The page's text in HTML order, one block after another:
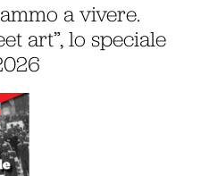
a vivere.
art”, lo speciale